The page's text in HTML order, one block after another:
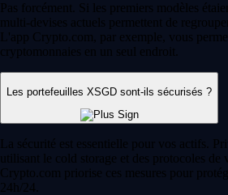
Pas forcément. Si les premiers modèles
multi-devises actuels permettent de
L'app Crypto.com, par exemple, vous
cryptomonnaies en un seul endroit.
Les portefeuilles XSGD sont-ils sécurisés ?
La sécurité est essentielle pour vos actifs.
utilisant le cold storage et des protocoles
Crypto.com priorise ces mesures pour
24h/24.